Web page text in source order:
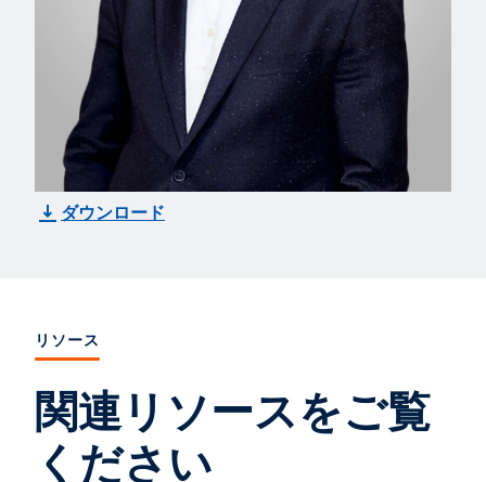
ダウンロード
リソース
関連リソースをご覧
ください